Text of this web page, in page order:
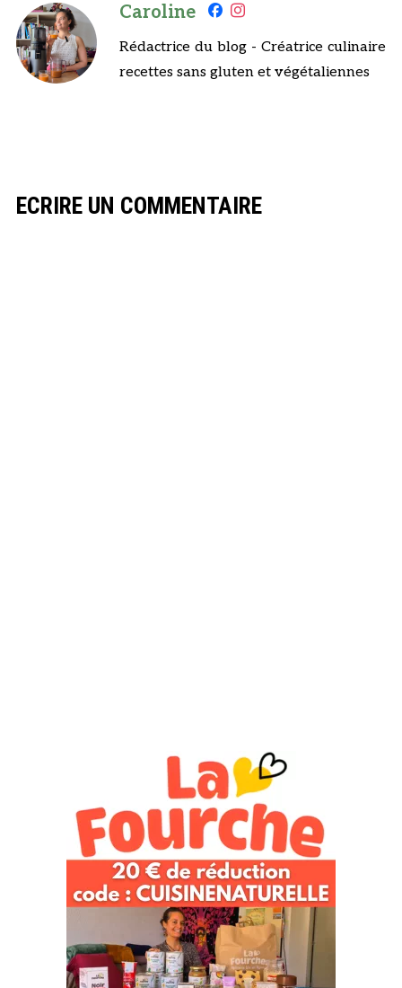
Caroline
Rédactrice du blog - Créatrice culinaire
recettes sans gluten et végétaliennes
ECRIRE UN COMMENTAIRE